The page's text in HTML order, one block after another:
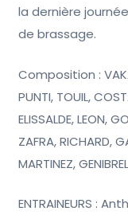
la dernière
de brassage.
Composition :
PUNTI, TOUIL,
ELISSALDE, LEON,
ZAFRA, RICHARD,
MARTINEZ, GENIBREL
ENTRAINEURS :